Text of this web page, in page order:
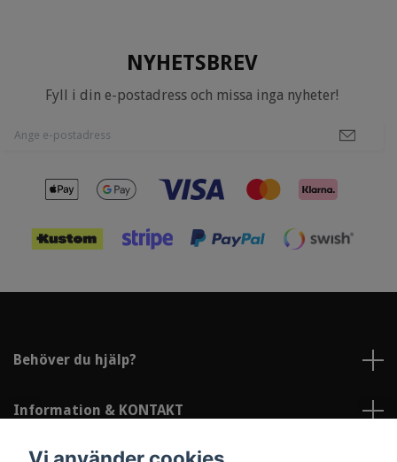
NYHETSBREV
Fyll i din e-postadress och missa inga nyheter!
Behöver du hjälp?
Information & KONTAKT